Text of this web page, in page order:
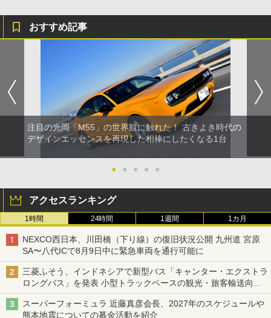
おすすめ記事
注目の光岡「M55」の世界観に触れた！ 古きよき時代の
デザインエッセンスを再現した相棒にしたくなる1台
● ● ● ● ●
アクセスランキング
1時間 24時間 1週間 1カ月
NEXCO西日本、川田橋（下り線）の復旧状況公開 九州道 宮原
SA〜八代ICで8月9日中に緊急車両を通行可能に
三菱ふそう、インドネシアで新型バス「キャンター・エクストラ
ロングバス」を発表 小型トラックベースの観光・旅客輸送向け
バス
スーパーフォーミュラ 近藤真彦会長、2027年のスケジュールや
熊本地震についての募金活動を紹介